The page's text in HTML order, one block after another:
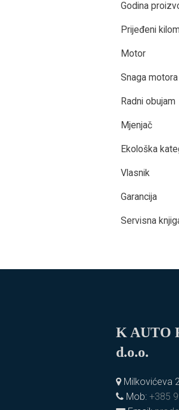
Godina
Prijeđeni
Motor
Snaga motora
Radni obujam
Mjenjač
Ekološka
Vlasnik
Garancija
Servisna
K AUTO
d.o.o.
Milkovićeva
Mob:+385